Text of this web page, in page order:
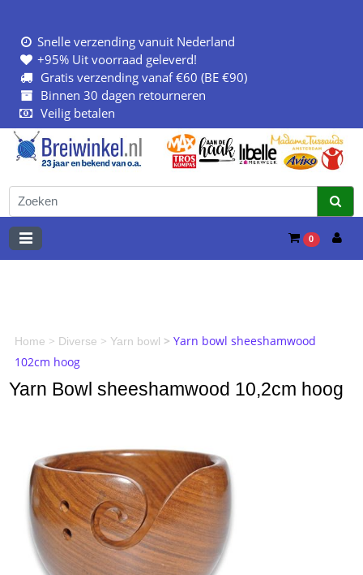
Snelle verzending vanuit Nederland
+95% Uit voorraad geleverd!
Gratis verzending vanaf €60 (BE €90)
Binnen 30 dagen retourneren
Veilig betalen
0
Home > Diverse > Yarn bowl > Yarn bowl sheeshamwood
102cm hoog
Yarn Bowl sheeshamwood 10,2cm hoog